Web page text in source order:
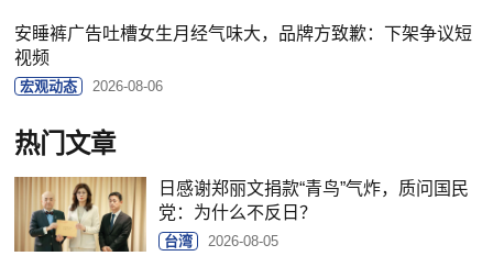
安睡裤广告吐槽女生月经气味大，品牌方致歉：下架争议短
视频
宏观动态 2026-08-06
热门文章
日感谢郑丽文捐款“青鸟”气炸，质问国民
党：为什么不反日？
台湾 2026-08-05